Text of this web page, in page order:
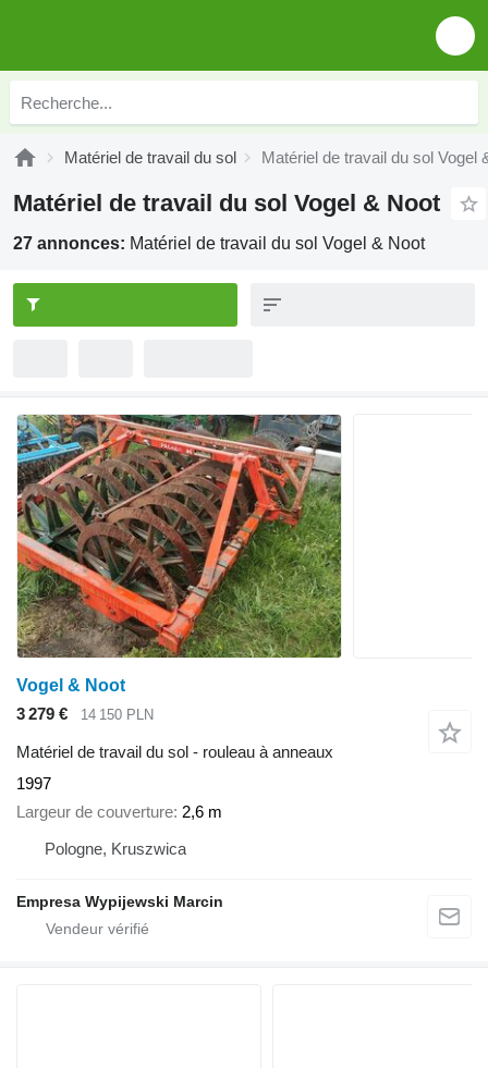
Matériel de travail du sol Matériel de travail du sol Vogel
Matériel de travail du sol Vogel & Noot
27 annonces: Matériel de travail du sol Vogel & Noot
Vogel & Noot
3 279 €
14 150 PLN
Matériel de travail du sol - rouleau à anneaux
1997
Largeur de couverture 2,6 m
Pologne, Kruszwica
Empresa Wypijewski Marcin